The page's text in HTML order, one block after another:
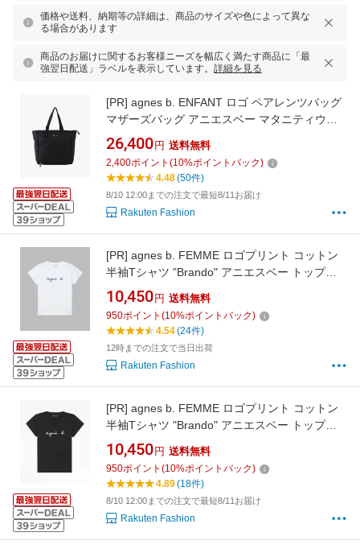
価格や送料、納期等の詳細は、商品のサイズや色によって異な
る場合があります
商品のお届けに関するお客様ニーズを幅広く満たす商品に「最
強翌日配送」ラベルを表示しています。 詳細を見る
[PR] agnes b. ENFANT ロゴ ペアレンツバッグ
マザーズバッグ アニエスベー マタニティウェ
ア・ベビー用品 マザーズバッグ・おむつポーチ
ブラック【送料無料】
26,400 円 送料無料
2,400ポイント (10%ポイントバック)
4.48(50件)
8/10 12:00までの注文で最短8/11お届け
Rakuten Fashion
[PR] agnes b. FEMME ロゴプリント コットン
半袖Tシャツ "Brando" アニエスベー トップス
カットソー・Tシャツ ホワイト【送料無料】
10,450 円 送料無料
950ポイント (10%ポイントバック)
4.54(24件)
12時までの注文で当日出荷
Rakuten Fashion
[PR] agnes b. FEMME ロゴプリント コットン
半袖Tシャツ "Brando" アニエスベー トップス
カットソー・Tシャツ ブラック【送料無料】
10,450 円 送料無料
950ポイント (10%ポイントバック)
4.89(18件)
8/10 12:00までの注文で最短8/11お届け
Rakuten Fashion